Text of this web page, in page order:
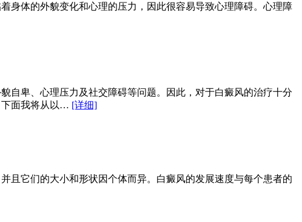
身体的外貌变化和心理的压力，因此很容易导致心理障碍。心理障
自卑、心理压力及社交障碍等问题。因此，对于白癜风的治疗十分
下面我将从以… [详细]
且它们的大小和形状因个体而异。白癜风的发展速度与每个患者的